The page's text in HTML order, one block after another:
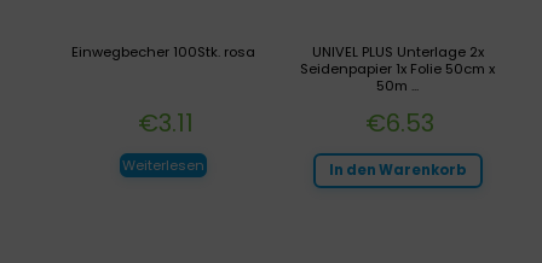
UNIVEL PLUS Unterlage 2x
Seidenpapier 1x Folie 50cm x
50m ...
€6.53
In den Warenkorb
Einwegbecher 100Stk. rosa
€3.11
Weiterlesen